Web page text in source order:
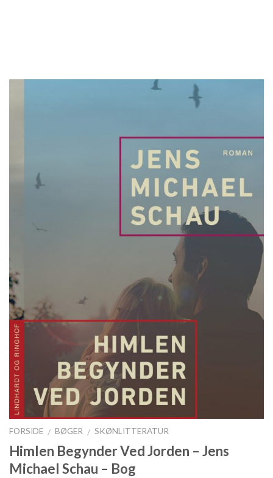
FORSIDE / BØGER / SKØNLITTERATUR
Himlen Begynder Ved Jorden – Jens
Michael Schau – Bog